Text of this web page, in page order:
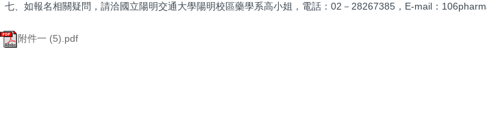
七、如報名相關疑問，請洽國立陽明交通大學陽明校區藥學系高小姐，電話：02－28267385，E-mail：
附件一 (5).pdf